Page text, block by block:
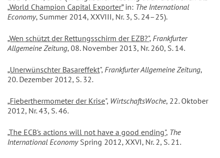
„World Champion Capital Exporter”in: The International
Economy, Summer 2014, XXVIII, Nr. 3, S. 24–25).
„Wen schützt der Rettungsschirm der EZB?", Frankfurter
Allgemeine Zeitung, 08. November 2013, Nr. 260, S. 14.
„Unerwünschter Basareffekt", Frankfurter Allgemeine Zeitung,
20. Dezember 2012, S. 32.
„Fieberthermometer der Krise", WirtschaftsWoche, 22. Oktober
2012, Nr. 43, S. 46.
„The ECB's actions will not have a good ending", The
International Economy Spring 2012, XXVI, Nr. 2, S. 21.